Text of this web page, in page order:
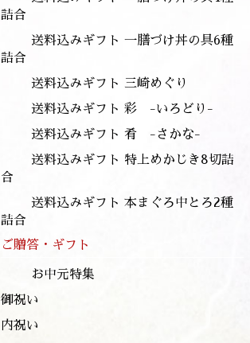
詰合
送料込みギフト 一膳づけ丼の具6種
詰合
送料込みギフト 三崎めぐり
送料込みギフト 彩 -いろどり-
送料込みギフト 肴 -さかな-
送料込みギフト 特上めかじき8切詰
合
送料込みギフト 本まぐろ中とろ2種
詰合
ご贈答・ギフト
お中元特集
御祝い
内祝い